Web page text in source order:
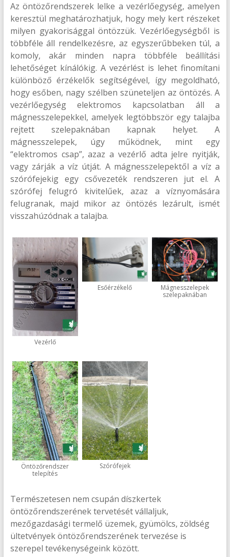
Az öntözőrendszerek lelke a vezérlőegység, amelyen
keresztül meghatározhatjuk, hogy mely kert részeket
milyen gyakorisággal öntözzük. Vezérlőegységből is
többféle áll rendelkezésre, az egyszerűbbeken túl, a
komoly, akár minden napra többféle beállítási
lehetőséget kínálókig. A vezérlést is lehet finomítani
különböző érzékelők segítségével, így megoldható,
hogy esőben, nagy szélben szüneteljen az öntözés. A
vezérlőegység elektromos kapcsolatban áll a
mágnesszelepekkel, amelyek legtöbbször egy talajba
rejtett szelepaknában kapnak helyet. A
mágnesszelepek, úgy működnek, mint egy
“elektromos csap”, azaz a vezérlő adta jelre nyitják,
vagy zárják a víz útját. A mágnesszelepektől a víz a
szórófejekig egy csővezeték rendszeren jut el. A
szórófej felugró kivitelűek, azaz a víznyomására
felugranak, majd mikor az öntözés lezárult, ismét
visszahúzódnak a talajba.
Vezérlő
Esőérzékelő
Mágnesszelepek
szelepaknában
Öntözőrendszer
telepítés
Szórófejek
Természetesen nem csupán díszkertek
öntözőrendszerének tervetését vállaljuk,
mezőgazdasági termelő üzemek, gyümölcs, zöldség
ültetvények öntözőrendszerének tervezése is
szerepel tevékenységeink között.